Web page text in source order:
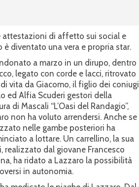
attestazioni di affetto sui social e
diventato una vera e propria star.
a marzo in un dirupo, dentro
legato con corde e lacci, ritrovato
vita da Giacomo, il figlio dei coniugi
ed Alfia Scuderi gestori della
di Mascali “L’Oasi del Randagio”,
non ha voluto arrendersi. Anche se
nelle gambe posteriori ha
a lottare. Un carrellino, la sua
realizzato dal giovane Francesco
ha ridato a Lazzaro la possibilità
in autonomia.